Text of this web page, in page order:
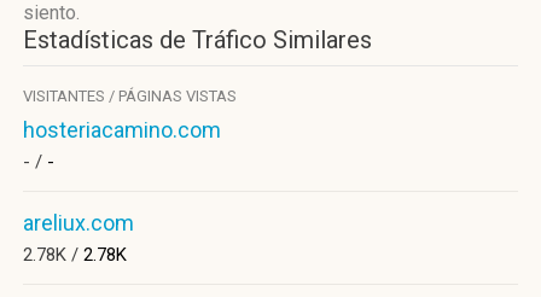
siento.
Estadísticas de Tráfico Similares
VISITANTES / PÁGINAS VISTAS
hosteriacamino.com
- / -
areliux.com
2.78K / 2.78K